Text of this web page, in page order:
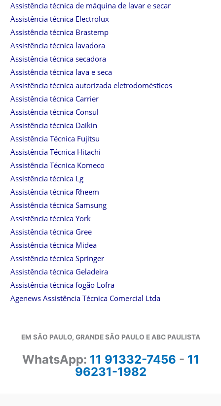
Assistência técnica de máquina de lavar e secar
Assistência técnica Electrolux
Assistência técnica Brastemp
Assistência técnica lavadora
Assistência técnica secadora
Assistência técnica lava e seca
Assistência técnica autorizada eletrodomésticos
Assistência técnica Carrier
Assistência técnica Consul
Assistência técnica Daikin
Assistência Técnica Fujitsu
Assistência Técnica Hitachi
Assistência Técnica Komeco
Assistência técnica Lg
Assistência técnica Rheem
Assistência técnica Samsung
Assistência técnica York
Assistência técnica Gree
Assistência técnica Midea
Assistência técnica Springer
Assistência técnica Geladeira
Assistência técnica fogão Lofra
Agenews Assistência Técnica Comercial Ltda
EM SÃO PAULO, GRANDE SÃO PAULO E ABC PAULISTA
WhatsApp: 11 91332-7456 - 11
96231-1982